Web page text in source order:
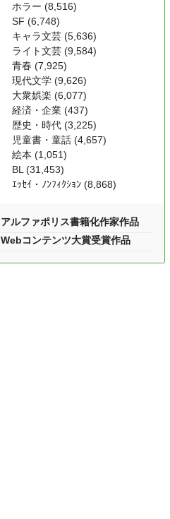
ホラー (8,516)
SF (6,748)
キャラ文芸 (5,636)
ライト文芸 (9,584)
青春 (7,925)
現代文学 (9,626)
大衆娯楽 (6,077)
経済・企業 (437)
歴史・時代 (3,225)
児童書・童話 (4,657)
絵本 (1,051)
BL (31,453)
ｴｯｾｲ・ﾉﾝﾌｨｸｼｮﾝ (8,868)
アルファポリス書籍化作家作品
Webコンテンツ大賞受賞作品